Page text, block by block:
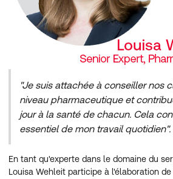
"Je suis attachée à conseiller nos
niveau pharmaceutique et
jour à la santé de chacun. Cela
essentiel de mon travail quotidien".
En tant qu'experte dans le domaine du
Louisa Wehleit participe à l'élaboration